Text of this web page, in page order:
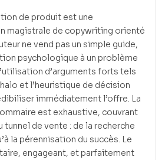
de produit est une
magistrale de copywriting orienté
ne vend pas un simple guide,
psychologique à un problème
d’arguments forts tels
et l’heuristique de décision
immédiatement l’offre. La
est exhaustive, couvrant
tunnel de vente : de la recherche
la pérennisation du succès. Le
engageant, et parfaitement